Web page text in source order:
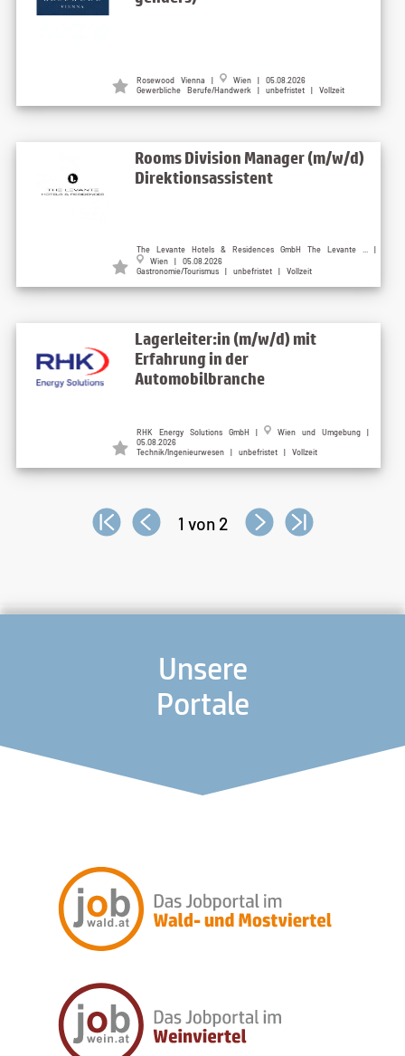
Rosewood Vienna |
Wien | 05.08.2026
Gewerbliche Berufe/Handwerk | unbefristet | Vollzeit
Rooms Division Manager (m/w/d)
Direktionsassistent
The Levante Hotels & Residences GmbH The Levante ... |
Wien | 05.08.2026
Gastronomie/Tourismus | unbefristet | Vollzeit
Lagerleiter:in (m/w/d) mit
Erfahrung in der
Automobilbranche
RHK Energy Solutions GmbH |
Wien und Umgebung |
05.08.2026
Technik/Ingenieurwesen | unbefristet | Vollzeit
1 von 2
Unsere
Portale